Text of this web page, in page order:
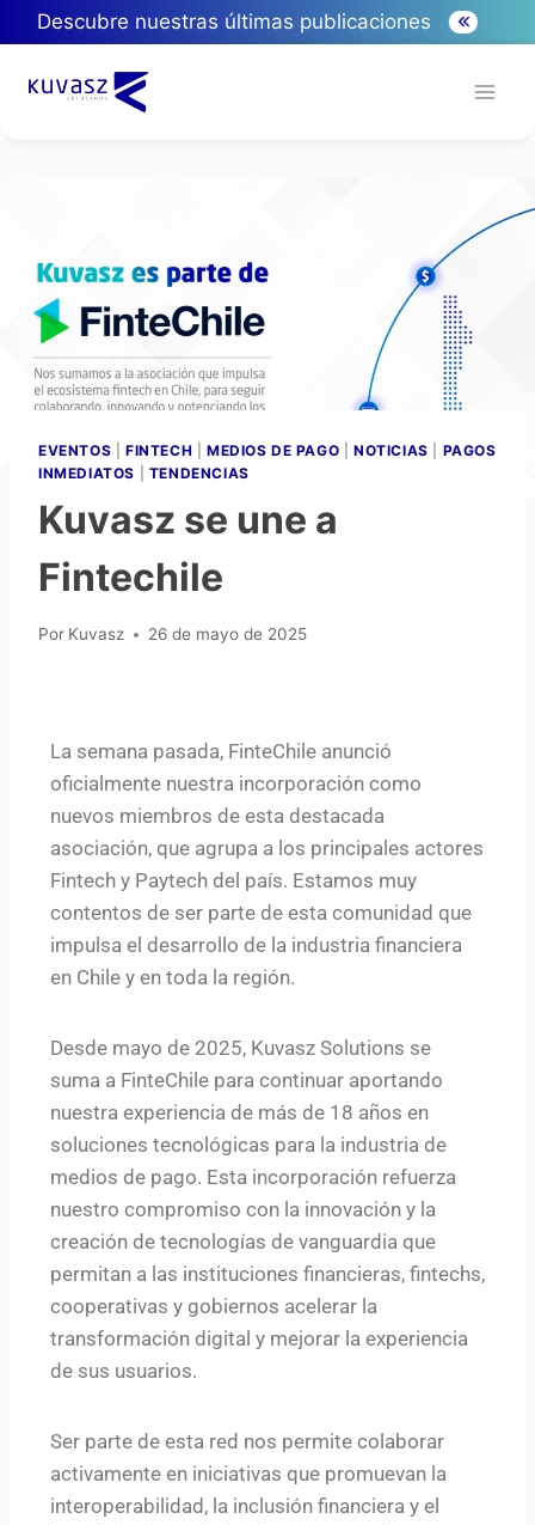
Descubre nuestras últimas publicaciones
EVENTOS FINTECH MEDIOS DE PAGO |NOTICIAS
PAGOS
INMEDIATOS
TENDENCIAS
Kuvasz se une a
Fintechile
Por Kuvasz 26 de mayo de 2025
La semana pasada, FinteChile anunció
oficialmente nuestra incorporación como
nuevos miembros de esta destacada
asociación, que agrupa a los principales actores
Fintech y Paytech del país. Estamos muy
contentos de ser parte de esta comunidad que
impulsa el desarrollo de la industria financiera
en Chile y en toda la región.
Desde mayo de 2025, Kuvasz Solutions se
suma a FinteChile para continuar aportando
nuestra experiencia de más de 18 años en
soluciones tecnológicas para la industria de
medios de pago. Esta incorporación refuerza
nuestro compromiso con la innovación y la
creación de tecnologías de vanguardia que
permitan a las instituciones financieras, fintechs,
cooperativas y gobiernos acelerar la
transformación digital y mejorar la experiencia
de sus usuarios.
Ser parte de esta red nos permite colaborar
activamente en iniciativas que promuevan la
interoperabilidad, la inclusión financiera y el